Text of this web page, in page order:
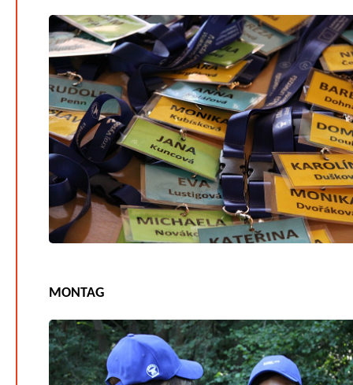
MONTAG